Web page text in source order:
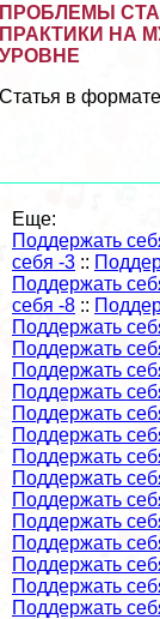
ПРОБЛЕМЫ
ПРАКТИКИ НА
УРОВНЕ
Статья в
Еще:
Поддержать
себя -3 ::
Поддержать
себя -8 ::
Поддержать
Поддержать
Поддержать
Поддержать
Поддержать
Поддержать
Поддержать
Поддержать
Поддержать
Поддержать
Поддержать
Поддержать
Поддержать
Поддержать